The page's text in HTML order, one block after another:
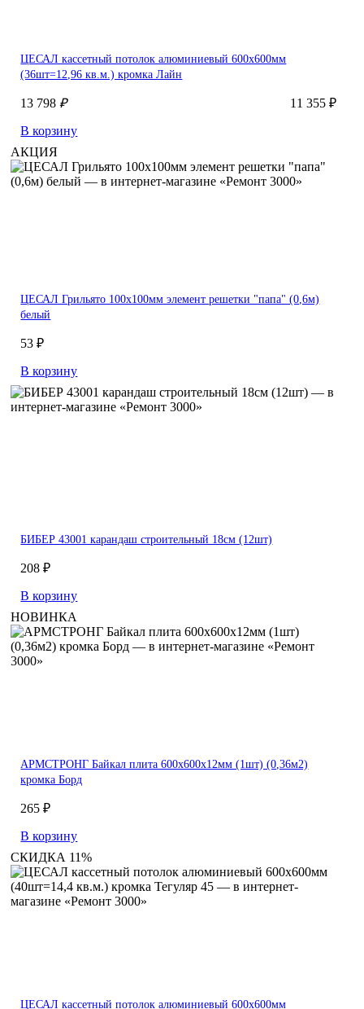
ЦЕСАЛ кассетный потолок алюминиевый 600х600мм
(36шт=12,96 кв.м.) кромка Лайн
13 798₽
11 355 ₽
В корзину
АКЦИЯ
ЦЕСАЛ Грильято 100х100мм элемент решетки "папа" (0,6м)
белый
53 ₽
В корзину
БИБЕР 43001 карандаш строительный 18см (12шт)
208 ₽
В корзину
НОВИНКА
АРМСТРОНГ Байкал плита 600х600х12мм (1шт) (0,36м2)
кромка Борд
265 ₽
В корзину
СКИДКА 11%
ЦЕСАЛ кассетный потолок алюминиевый 600х600мм